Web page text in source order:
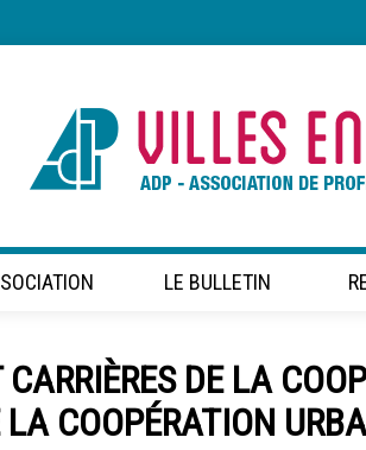
LE BULLETIN
DE LA
COOPÉRATION